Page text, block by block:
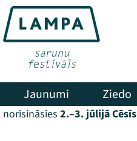
Jaunumi Ziedo
norisināsies 2.–3. jūlijā Cēsīs